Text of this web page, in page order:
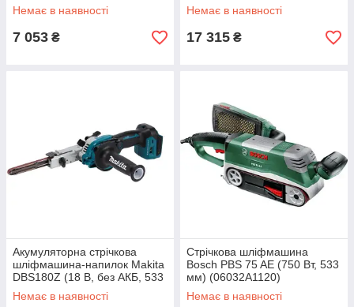
Немає в наявності
7 053 ₴
Немає в наявності
17 315 ₴
Акумуляторна стрічкова
шліфмашина-напилок Makita
DBS180Z (18 В, без АКБ, 533
мм)
Немає в наявності
Стрічкова шліфмашина
Bosch PBS 75 AE (750 Вт, 533
мм) (06032A1120)
Немає в наявності